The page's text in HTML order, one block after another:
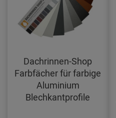
Dachrinnen-Shop
Farbfächer für farbige
Aluminium
Blechkantprofile